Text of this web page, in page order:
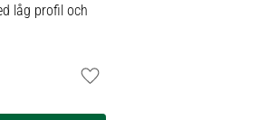
låg profil och
Lägg till i favoriter